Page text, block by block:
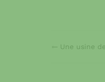
Une usine